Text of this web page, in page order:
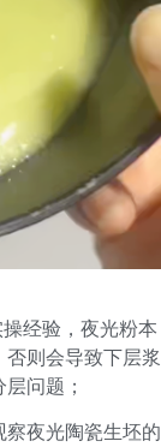
经验，夜光粉本
则会导致下层浆
问题；
察夜光陶瓷生坯的